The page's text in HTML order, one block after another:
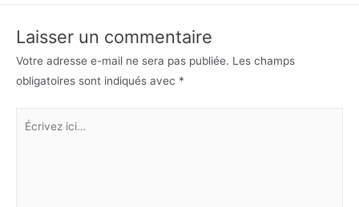
Laisser un commentaire
Votre adresse e-mail ne sera pas publiée. Les champs
obligatoires sont indiqués avec *